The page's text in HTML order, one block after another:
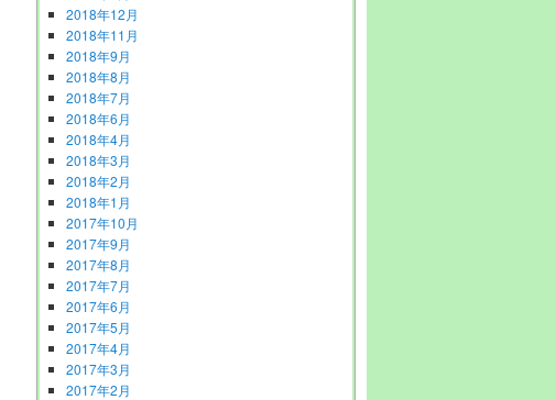
2018年12月
2018年11月
2018年9月
2018年8月
2018年7月
2018年6月
2018年4月
2018年3月
2018年2月
2018年1月
2017年10月
2017年9月
2017年8月
2017年7月
2017年6月
2017年5月
2017年4月
2017年3月
2017年2月